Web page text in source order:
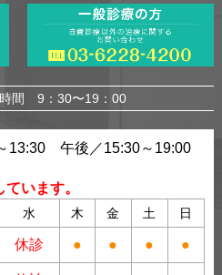
間 9：30〜19：00
13:30 午後／15:30～19:00
います。
水 木 金 土 日
休診 ● ● ● ●